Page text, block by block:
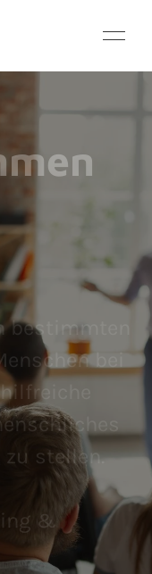
bestimmten
bei
zu stellen.
&